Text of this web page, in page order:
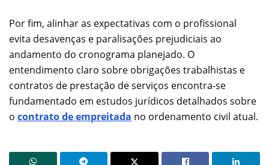
Por fim, alinhar as expectativas com o profissional
evita desavenças e paralisações prejudiciais ao
andamento do cronograma planejado. O
entendimento claro sobre obrigações trabalhistas e
contratos de prestação de serviços encontra-se
fundamentado em estudos jurídicos detalhados sobre
o contrato de empreitada no ordenamento civil atual.